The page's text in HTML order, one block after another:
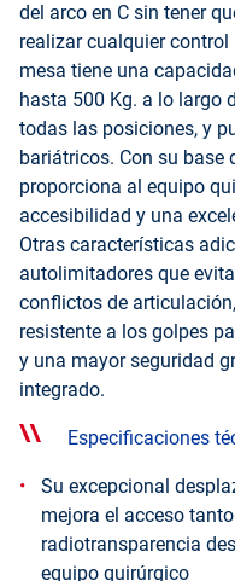
del arco en C sin tener
realizar cualquier
mesa tiene una
hasta 500 Kg. a lo largo
todas las posiciones, y
bariátricos. Con su base
proporciona al equipo
accesibilidad y una
Otras características
autolimitadores que
conflictos de
resistente a los golpes
y una mayor seguridad
integrado.
Especificaciones
Su excepcional
mejora el acceso
radiotransparencia
equipo quirúrgico